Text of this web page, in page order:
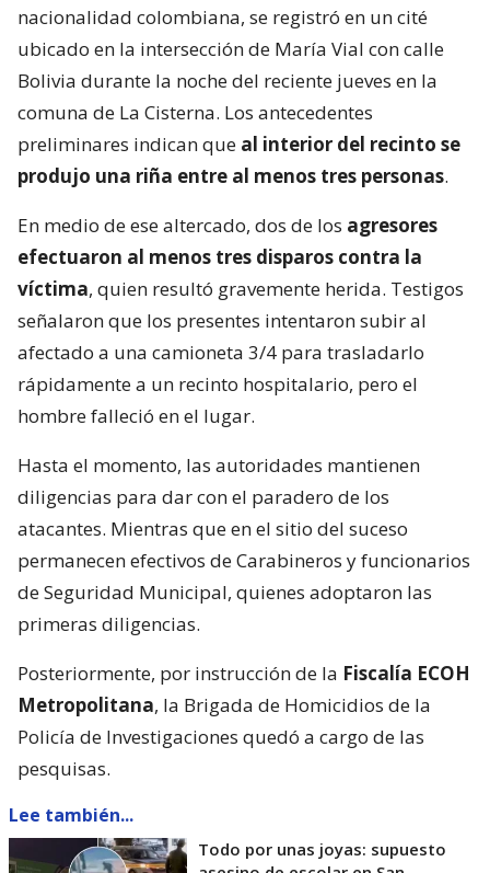
nacionalidad colombiana, se registró en un cité
ubicado en la intersección de María Vial con calle
Bolivia durante la noche del reciente jueves en la
comuna de La Cisterna. Los antecedentes
preliminares indican que al interior del recinto se
produjo una riña entre al menos tres personas.
En medio de ese altercado, dos de los agresores
efectuaron al menos tres disparos contra la
víctima, quien resultó gravemente herida. Testigos
señalaron que los presentes intentaron subir al
afectado a una camioneta 3/4 para trasladarlo
rápidamente a un recinto hospitalario, pero el
hombre falleció en el lugar.
Hasta el momento, las autoridades mantienen
diligencias para dar con el paradero de los
atacantes. Mientras que en el sitio del suceso
permanecen efectivos de Carabineros y funcionarios
de Seguridad Municipal, quienes adoptaron las
primeras diligencias.
Posteriormente, por instrucción de la Fiscalía ECOH
Metropolitana, la Brigada de Homicidios de la
Policía de Investigaciones quedó a cargo de las
pesquisas.
Lee también...
Todo por unas joyas: supuesto